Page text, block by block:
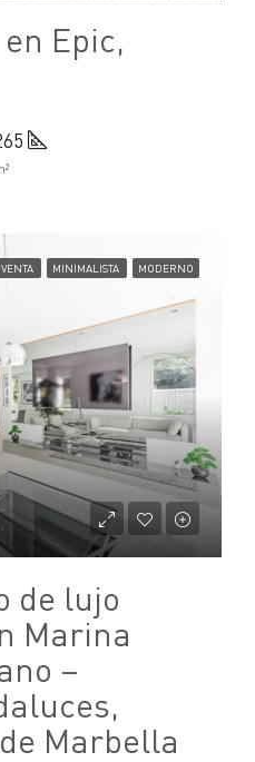
Epic,
MINIMALISTA MODERNO
de lujo
Marina
–
Marbella